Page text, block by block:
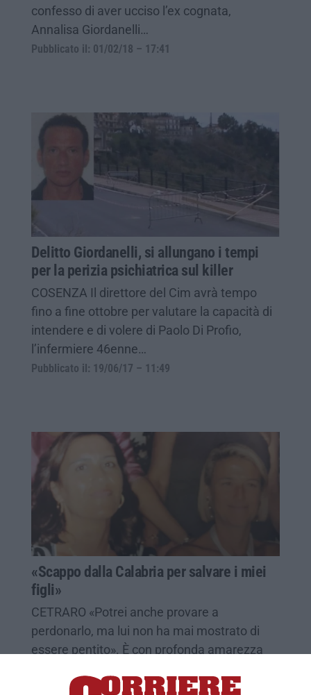
confesso di aver ucciso l’ex cognata,
Annalisa Giordanelli…
Pubblicato il: 01/02/18 – 17:41
Delitto Giordanelli, si allungano i tempi
per la perizia psichiatrica sul killer
COSENZA Il direttore del Cim avrà tempo
fino a fine ottobre per valutare la capacità di
intendere e di volere di Paolo Di Profio,
l’infermiere 46enne…
Pubblicato il: 19/06/17 – 11:49
«Scappo dalla Calabria per salvare i miei
figli»
CETRARO «Potrei anche provare a
perdonarlo, ma lui non ha mai mostrato di
essere pentito». È con profonda amarezza
Pubblicato il: 08/03/17 – 10:01